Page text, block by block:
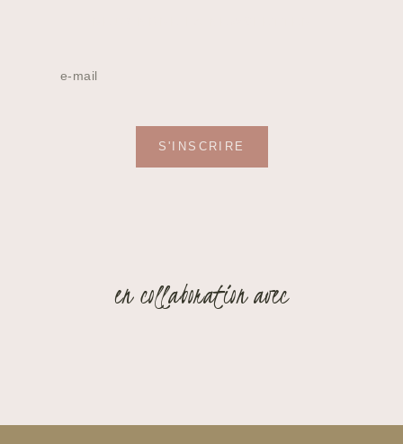
S'INSCRIRE
en collaboration avec